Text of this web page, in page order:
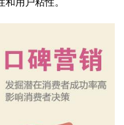
用户粘性。